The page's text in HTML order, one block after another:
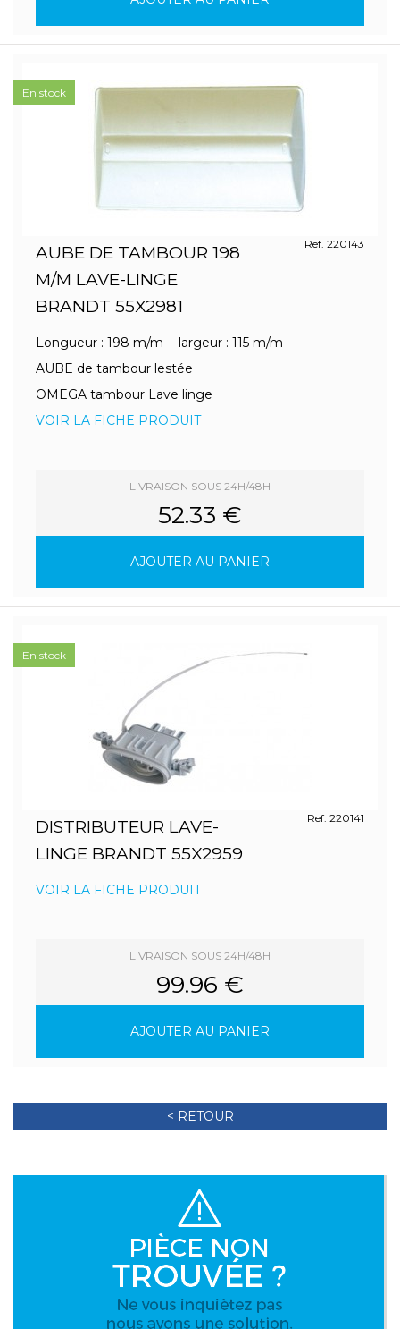
AUBE DE TAMBOUR 198
M/M LAVE-LINGE
BRANDT 55X2981
Ref. 220143
Longueur : 198 m/m - largeur : 115 m/m
AUBE de tambour lestée
OMEGA tambour Lave linge
VOIR LA FICHE PRODUIT
LIVRAISON SOUS 24H/48H
52.33 €
AJOUTER AU PANIER
En stock
DISTRIBUTEUR LAVE-
LINGE BRANDT 55X2959
Ref. 220141
VOIR LA FICHE PRODUIT
LIVRAISON SOUS 24H/48H
99.96 €
AJOUTER AU PANIER
En stock
< RETOUR